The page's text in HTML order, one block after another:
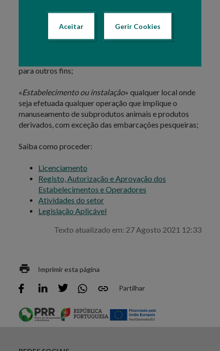
Aceitar Gerir Cookies
Europeia que sejam pertinentes para a sua atividade.
Utilizador» é a pessoa singular ou coletiva que utilize
para outros fins;
«Estabelecimento ou instalação» qualquer local onde
seja efetuada qualquer operação que implique o
manuseamento de subprodutos animais e produtos
derivados, com exceção das embarcações pesqueiras;
Saiba como proceder:
Licenciamento
Registo, Autorização e Aprovação dos
Estabelecimentos e Operadores
Atividades do setor
Legislação Aplicável
Texto atualizado em: 27 Agosto 2021 12:33
Imprimir esta página
Partilhar